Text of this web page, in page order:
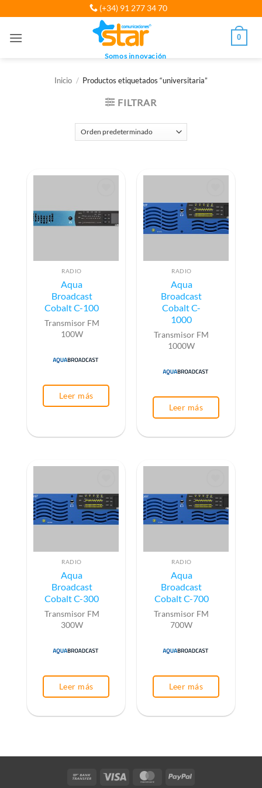
al
(+34) 91 277 34 70
Somos innovación
0
Inicio / Productos etiquetados “universitaria”
FILTRAR
RADIO
Aqua
Broadcast
Cobalt C-100
Transmisor FM
100W
Leer más
RADIO
Aqua
Broadcast
Cobalt C-
1000
Transmisor FM
1000W
Leer más
RADIO
Aqua
Broadcast
Cobalt C-300
Transmisor FM
300W
Leer más
RADIO
Aqua
Broadcast
Cobalt C-700
Transmisor FM
700W
Leer más
Bank
Visa MasterCardPayPal